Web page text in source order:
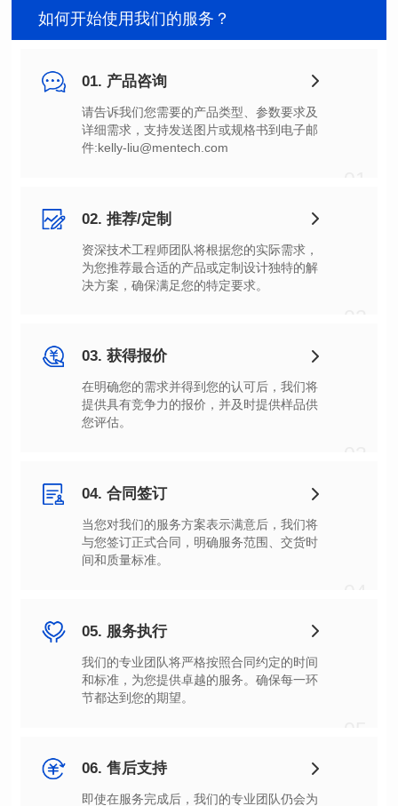
如何开始使用我们的服务？
01. 产品咨询
件:kelly-liu@mentech.com
02. 推荐/定制
决方案，确保满足您的特定要求。
03. 获得报价
您评估。
04. 合同签订
间和质量标准。
05. 服务执行
节都达到您的期望。
06. 售后支持